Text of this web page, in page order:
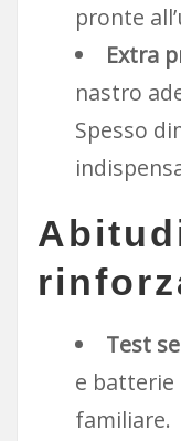
pronte
Extra
nastro
Spesso
Test
e batterie
familiare.